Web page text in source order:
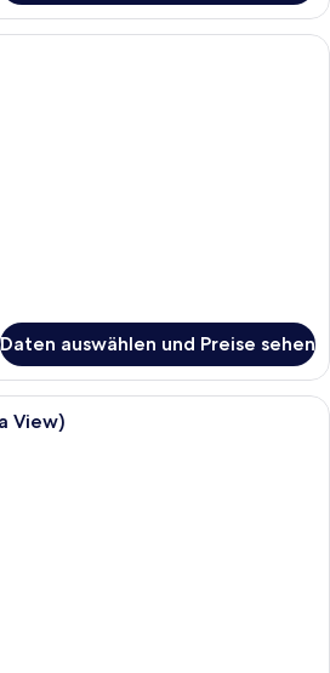
Ein Hotelzimmer mit Bett,
Daten auswählen und Preise sehen
Ein Hotelzimmer mit zwei Betten,
View)